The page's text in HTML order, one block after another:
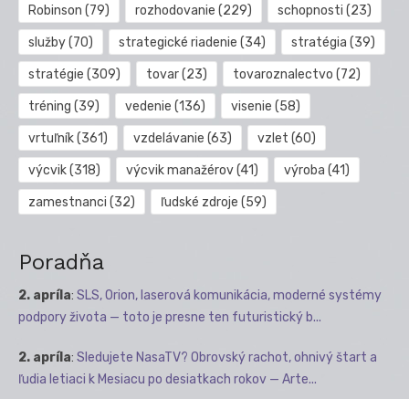
Robinson (79) rozhodovanie (229) schopnosti (23)
služby(70) strategické riadenie (34) stratégia (39)
stratégie (309) tovar(23) tovaroznalectvo (72)
tréning (39) vedenie (136) visenie (58)
vrtuľník(361) vzdelávanie (63) vzlet (60)
výcvik(318) výcvik manažérov(41) výroba (41)
zamestnanci (32) ľudské zdroje (59)
Poradňa
2. apríla: SLS, Orion, laserová komunikácia, moderné systémy
podpory života — toto je presne ten futuristický b...
2. apríla: Sledujete NasaTV? Obrovský rachot, ohnivý štart a
ľudia letiaci k Mesiacu po desiatkach rokov — Arte...